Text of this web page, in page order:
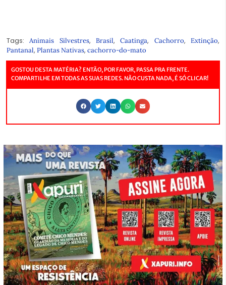
Tags:Animais Silvestres,Brasil,Caatinga, Cachorro,Extinção,
Pantanal, Plantas Nativas, cachorro-do-mato
GOSTOU DESTA MATÉRIA? ENTÃO, POR FAVOR, PASSA PRA FRENTE.
COMPARTILHE EM TODAS AS SUAS REDES. NÃO CUSTA NADA, É SÓ CLICAR!